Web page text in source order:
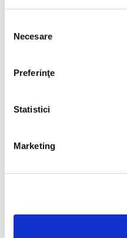
consimțământului
Necesare
Preferinţe
Statistici
Marketing